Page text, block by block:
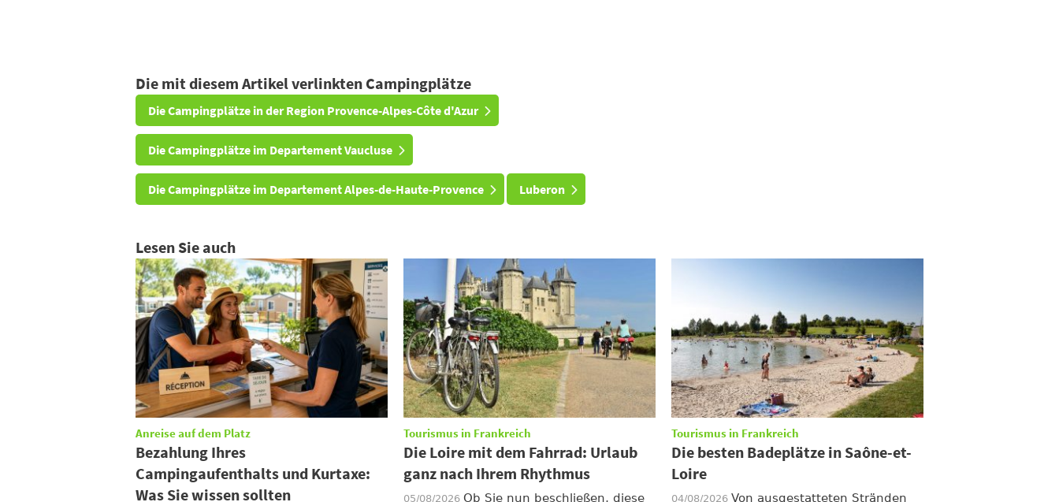
Die mit diesem Artikel verlinkten Campingplätze
Die Campingplätze in der Region Provence-Alpes-Côte d'Azur
Die Campingplätze im Departement Vaucluse
Die Campingplätze im Departement Alpes-de-Haute-Provence Luberon
Lesen Sie auch
Anreise auf dem Platz
Bezahlung Ihres
Campingaufenthalts und Kurtaxe:
Was Sie wissen sollten
Tourismus in Frankreich
Die Loire mit dem Fahrrad: Urlaub
ganz nach Ihrem Rhythmus
05/08/2026 Ob Sie nun beschließen, diese
Tourismus in Frankreich
Die besten Badeplätze in Saône-et-
Loire
04/08/2026 Von ausgestatteten Stränden